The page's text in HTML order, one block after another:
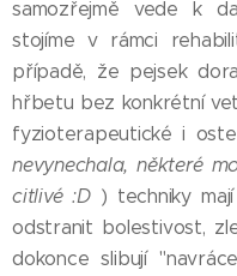
samozřejmě vede k
stojíme v rámci
případě, že pejsek
hřbetu bez konkrétní
fyzioterapeutické i
nevynechala, některé
citlivé :D) techniky mají
odstranit bolestivost,
dokonce slibují